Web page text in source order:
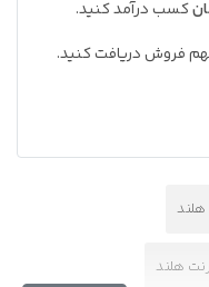
کسب درآمد کنید.
سهم فروش دریافت کنید.
هلند